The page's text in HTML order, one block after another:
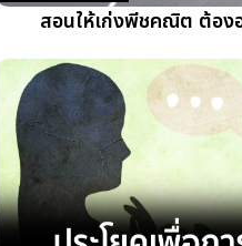
สอนให้เก่งพีชคณิต ต้อง